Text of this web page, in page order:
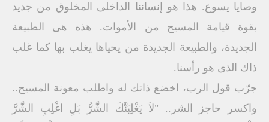
وصايا يسوع. هذا هو إنساننا الداخلى المخلوق من جديد
بقوة قيامة المسيح من الأموات. هذه هى الطبيعة
الجديدة، والطبيعة الجديدة من يحياها يغلب بها كما غلب
ذاك الذى هو رأسنا.
جرّب قول الرب، اخضع ذاتك له واطلب معونة المسيح..
واكسر حاجز الشر.. "لاَ يَغْلِبَنَّكَ الشَّرُّ بَلِ اغْلِبِ الشَّرَّ